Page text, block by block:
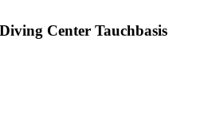
Center Tauchbasis